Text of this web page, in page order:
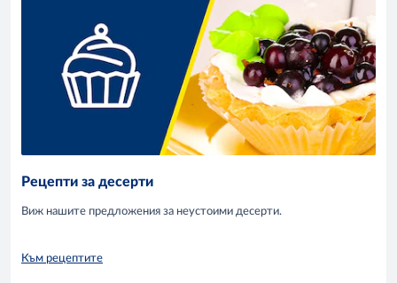
Рецепти за десерти
Виж нашите предложения за неустоими десерти.
Към рецептите